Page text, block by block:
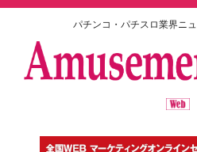
パチンコ・パチスロ業界ニ